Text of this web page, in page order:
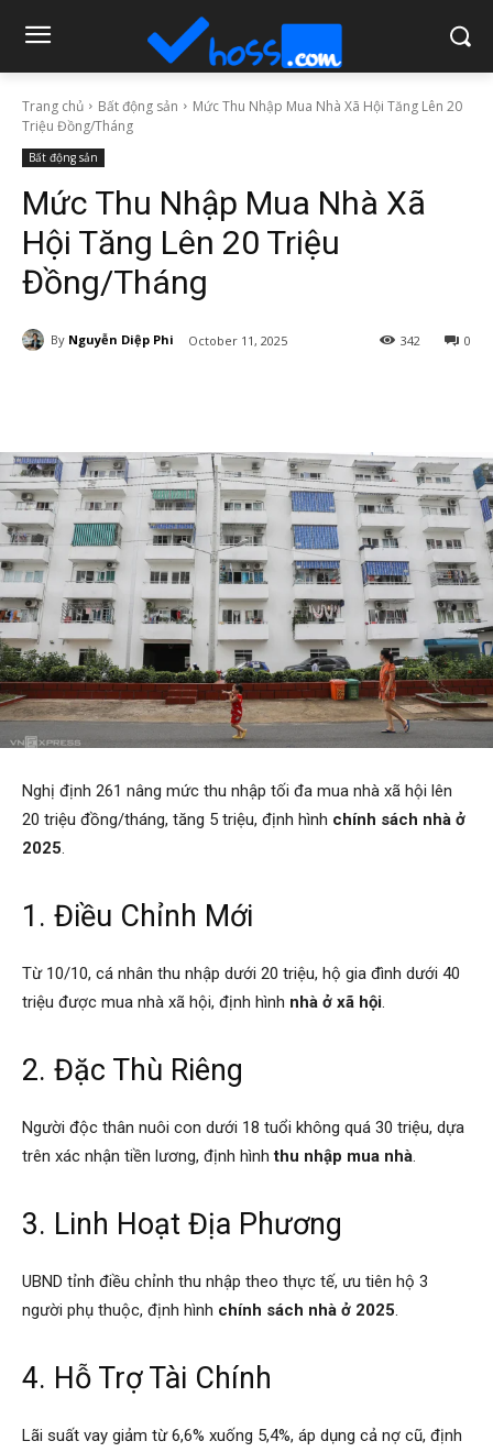
Trang chủ Bất động sản
Mức Thu Nhập Mua Nhà Xã Hội Tăng Lên 20
Triệu Đồng/Tháng
Bất động sản
Mức Thu Nhập Mua Nhà Xã
Hội Tăng Lên 20 Triệu
Đồng/Tháng
By Nguyễn Diệp Phi October 11, 2025 0
342
Nghị định 261 nâng mức thu nhập tối đa mua nhà xã hội lên
20 triệu đồng/tháng, tăng 5 triệu, định hình chính sách nhà ở
2025.
1. Điều Chỉnh Mới
Từ 10/10, cá nhân thu nhập dưới 20 triệu, hộ gia đình dưới 40
triệu được mua nhà xã hội, định hình nhà ở xã hội.
2. Đặc Thù Riêng
Người độc thân nuôi con dưới 18 tuổi không quá 30 triệu, dựa
trên xác nhận tiền lương, định hìnhthu nhập mua nhà.
3. Linh Hoạt Địa Phương
UBND tỉnh điều chỉnh thu nhập theo thực tế, ưu tiên hộ 3
người phụ thuộc, định hình chính sách nhà ở 2025.
4. Hỗ Trợ Tài Chính
Lãi suất vay giảm từ 6,6% xuống 5,4%, áp dụng cả nợ cũ, định